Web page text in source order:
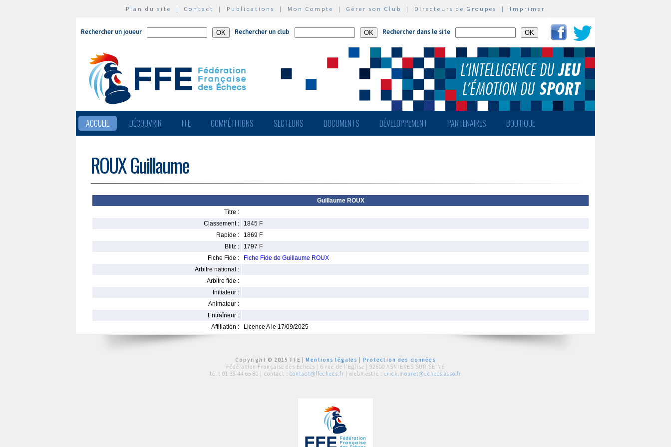
Plan du site | Contact | Publications | Mon Compte | Gérer son Club | Directeurs de Groupes | Imprimer
Rechercher un joueur Rechercher un club Rechercher dans le site
ACCUEIL DÉCOUVRIR FFE COMPÉTITIONS SECTEURS DOCUMENTS DÉVELOPPEMENT PARTENAIRES BOUTIQUE
ROUX Guillaume
Guillaume ROUX
Titre :
Classement :
1845 F
Rapide :
1869 F
Blitz :
1797 F
Fiche Fide :
Fiche Fide de Guillaume ROUX
Arbitre national :
Arbitre fide :
Initiateur :
Animateur :
Entraîneur :
Affiliation :
Licence A le 17/09/2025
Copyright © 2015 FFE |Mentions légales
Protection des données
Fédération Française des Echecs | 6 rue de l'Eglise | 92600 ASNIERES SUR SEINE
tél : 01 39 44 65 80 | contact : contact@ffechecs.fr | webmestre : erick.mouret@echecs.asso.fr